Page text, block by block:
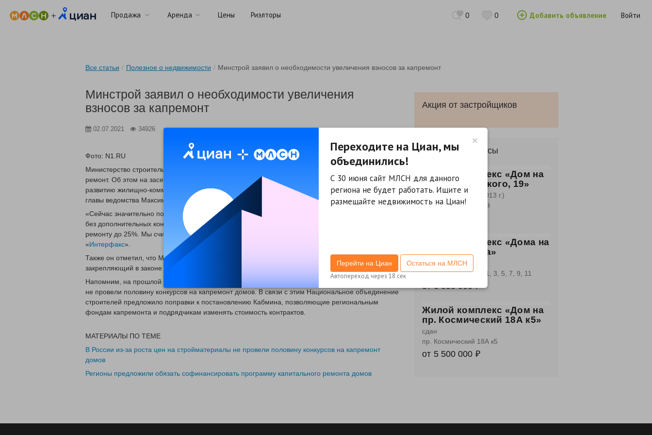
Продажа Аренда Цены Риэлторы 0 0 Добавить объявление Войти
Все статьи / Полезное о недвижимости / Минстрой заявил о необходимости увеличения взносов за капремонт
Минстрой заявил о необходимости увеличения
взносов за капремонт
02.07.2021 34926
Фото: N1.RU
Министерство строительства Российской Федерации хочет увеличить взносы за капитальный
ремонт. Об этом на заседании совета по вопросам жилищного строительства и содействия
развитию жилищно-коммунального комплекса при Совете Федерации сообщил заместитель
главы ведомства Максим Егоров.
«Сейчас значительно подорожали некоторые строительные материалы, поэтому мы предлагаем
без дополнительных конкурсов и аукционов производить удорожание контрактов по капитальному
ремонту до 25%. Мы считаем, что это поддержит фонды капремонта», — процитировал Егорова
«Интерфакс».
Также он отметил, что Минстрой уже разработал проект постановления правительства РФ,
закрепляющий в законе повышение платы за капитальный ремонт.
Напомним, на прошлой неделе стало известно, что в России из-за роста цен на стройматериалы
не провели половину конкурсов на капремонт домов. В связи с этим Национальное объединение
строителей предложило поправки к постановлению Кабмина, позволяющие региональным
фондам капремонта и подрядчикам изменять стоимость контрактов.
МАТЕРИАЛЫ ПО ТЕМЕ
В России из-за роста цен на стройматериалы не провели половину конкурсов на капремонт
домов
Регионы предложили обязать софинансировать программу капитального ремонта домов
Акция от застройщиков
Жилые комплексы
Жилой комплекс «Дом на
ул. Малиновского, 19»
Сдан (2 очередь - 2013 г.)
ул. Малиновского, 19
Жилой комплекс «Дома на
б-ре Кузьмина»
Сданы
б-р. М.М.Кузьмина, 1, 3, 5, 7, 9, 11
от6 050 000 ₽
Жилой комплекс «Дом на
пр. Космический 18А к5»
сдан
пр. Космический 18А к5
от 5 500 000 ₽
×
Переходите на Циан, мы
объединились!
С 30 июня сайт МЛСН для данного
региона не будет работать. Ищите и
размещайте недвижимость на Циан!
Перейти на Циан Остаться на МЛСН
Автопереход через 17 сек